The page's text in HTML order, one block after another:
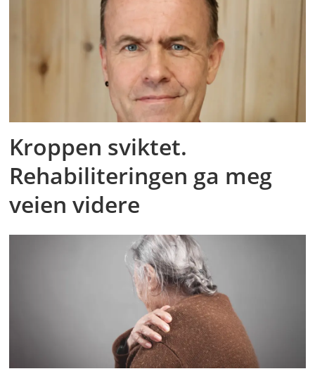
Kroppen sviktet.
Rehabiliteringen ga meg
veien videre